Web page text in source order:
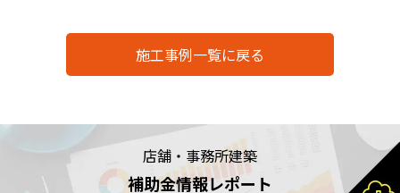
施工事例一覧に戻る
店舗・事務所建築
補助金情報レポート